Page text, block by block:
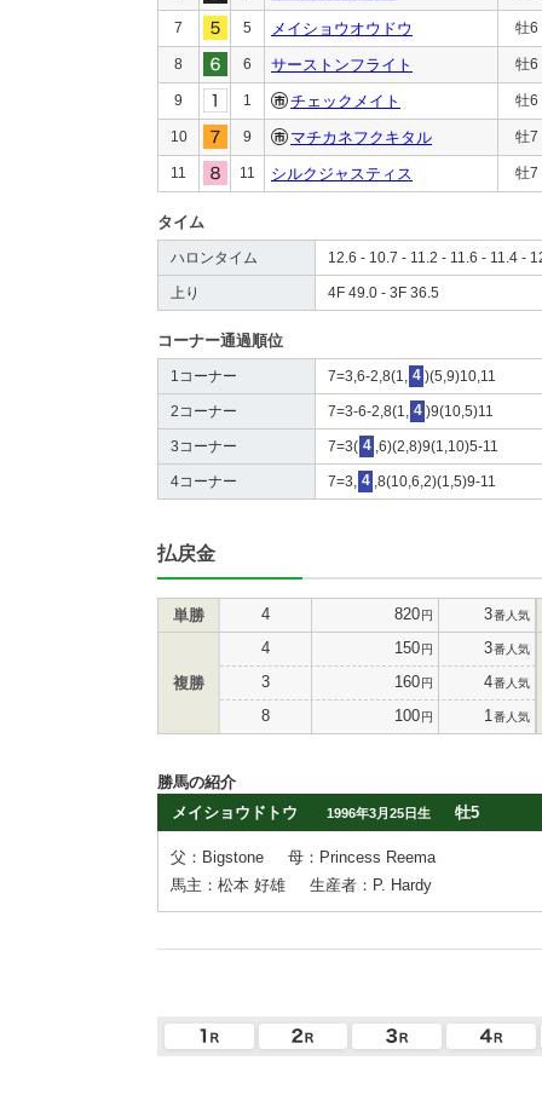
7 5 メイショウオウドウ 牡6
8 6 サーストンフライト 牡6
9 1 チェックメイト 牡6
10 9 マチカネフクキタル 牡7
11 11 シルクジャスティス 牡7
タイム
ハロンタイム 12.6 - 10.7 - 11.2 - 11.6 - 11.4 -
上り 4F 49.0 - 3F 36.5
コーナー通過順位
1コーナー 7=3,6-2,8(1, 4 )(5,9)10,11
2コーナー 7=3-6-2,8(1, 4 )9(10,5)11
3コーナー 7=3( 4 ,6)(2,8)9(1,10)5-11
4コーナー 7=3, 4 ,8(10,6,2)(1,5)9-11
払戻金
単勝 4 820円 3番人気
複勝
4 150円 3番人気
3 160円 4番人気
8 100円 1 番人気
勝馬の紹介
メイショウドトウ
1996年3月25日生 牡5
父：Bigstone
母：Princess Reema
馬主：松本 好雄
生産者：P. Hardy